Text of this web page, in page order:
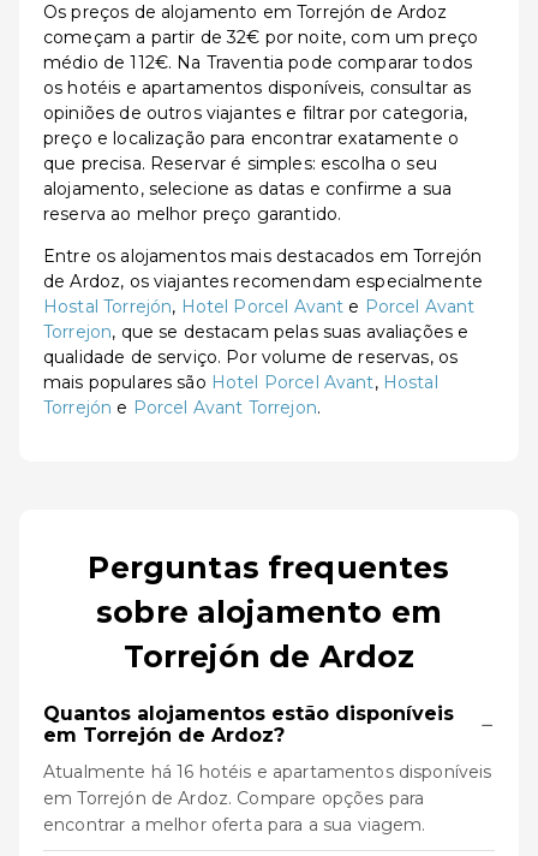
Os preços de alojamento em Torrejón de Ardoz
começam a partir de 32€ por noite, com um preço
médio de 112€. Na Traventia pode comparar todos
os hotéis e apartamentos disponíveis, consultar as
opiniões de outros viajantes e filtrar por categoria,
preço e localização para encontrar exatamente o
que precisa. Reservar é simples: escolha o seu
alojamento, selecione as datas e confirme a sua
reserva ao melhor preço garantido.
Entre os alojamentos mais destacados em Torrejón
de Ardoz, os viajantes recomendam especialmente
Hostal Torrejón, Hotel Porcel Avant e Porcel Avant
Torrejon, que se destacam pelas suas avaliações e
qualidade de serviço. Por volume de reservas, os
mais populares são Hotel Porcel Avant, Hostal
Torrejón e Porcel Avant Torrejon.
Perguntas frequentes
sobre alojamento em
Torrejón de Ardoz
Quantos alojamentos estão disponíveis
em Torrejón de Ardoz?
−
Atualmente há 16 hotéis e apartamentos disponíveis
em Torrejón de Ardoz. Compare opções para
encontrar a melhor oferta para a sua viagem.